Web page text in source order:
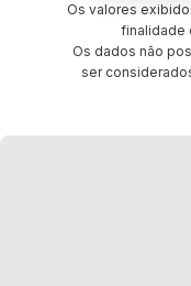
Os valores
finalidade
Os dados não
ser